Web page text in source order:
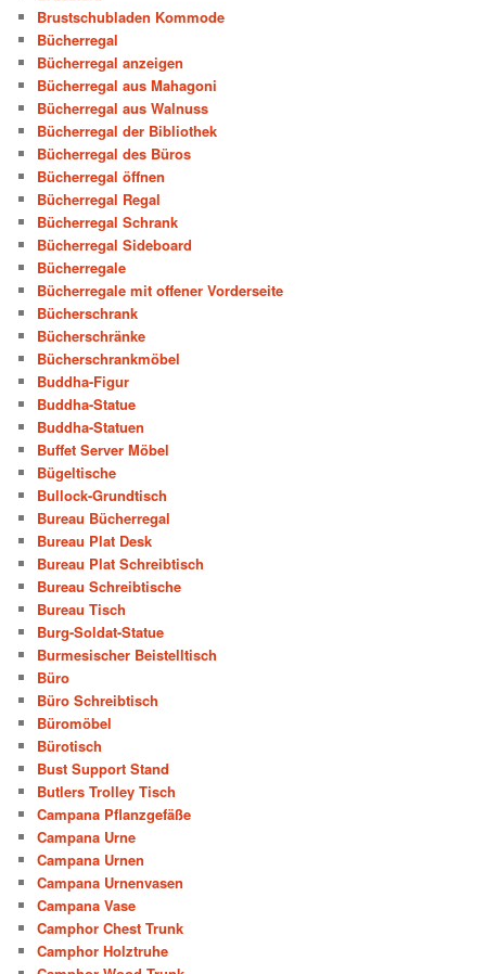
Brustschubladen Kommode
Bücherregal
Bücherregal anzeigen
Bücherregal aus Mahagoni
Bücherregal aus Walnuss
Bücherregal der Bibliothek
Bücherregal des Büros
Bücherregal öffnen
Bücherregal Regal
Bücherregal Schrank
Bücherregal Sideboard
Bücherregale
Bücherregale mit offener Vorderseite
Bücherschrank
Bücherschränke
Bücherschrankmöbel
Buddha-Figur
Buddha-Statue
Buddha-Statuen
Buffet Server Möbel
Bügeltische
Bullock-Grundtisch
Bureau Bücherregal
Bureau Plat Desk
Bureau Plat Schreibtisch
Bureau Schreibtische
Bureau Tisch
Burg-Soldat-Statue
Burmesischer Beistelltisch
Büro
Büro Schreibtisch
Büromöbel
Bürotisch
Bust Support Stand
Butlers Trolley Tisch
Campana Pflanzgefäße
Campana Urne
Campana Urnen
Campana Urnenvasen
Campana Vase
Camphor Chest Trunk
Camphor Holztruhe